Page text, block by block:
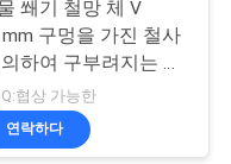
쐐기 철망 체 V
구멍을 가진 철사
하여 구부려지는 굴
양
협상 가능한
연락하다